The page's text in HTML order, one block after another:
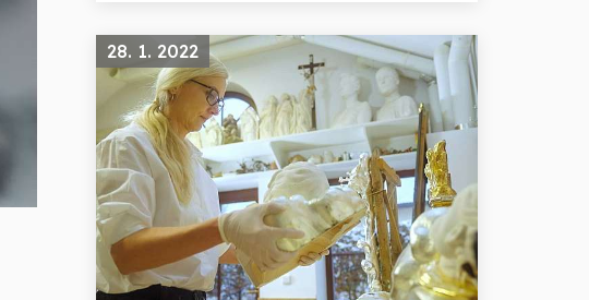
28. 1. 2022